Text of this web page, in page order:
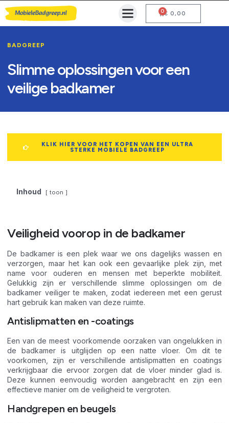
€ 0,00
0
BADGREEP
Slimme oplossingen voor een
veilige badkamer
KLIK HIER VOOR HET KOPEN VAN EEN ULTRA
STERKE MOBIELE BADGREEP
Inhoud toon
Veiligheid voorop in de badkamer
De badkamer is een plek waar we ons dagelijks wassen en
verzorgen, maar het kan ook een gevaarlijke plek zijn, met
name voor ouderen en mensen met beperkte mobiliteit.
Gelukkig zijn er verschillende slimme oplossingen om de
badkamer veiliger te maken, zodat iedereen met een gerust
hart gebruik kan maken van deze ruimte.
Antislipmatten en -coatings
Een van de meest voorkomende oorzaken van ongelukken in
de badkamer is uitglijden op een natte vloer. Om dit te
voorkomen, zijn er verschillende antislipmatten en coatings
verkrijgbaar die ervoor zorgen dat de vloer minder glad is.
Deze kunnen eenvoudig worden aangebracht en zijn een
effectieve manier om de veiligheid te vergroten.
Handgrepen en beugels